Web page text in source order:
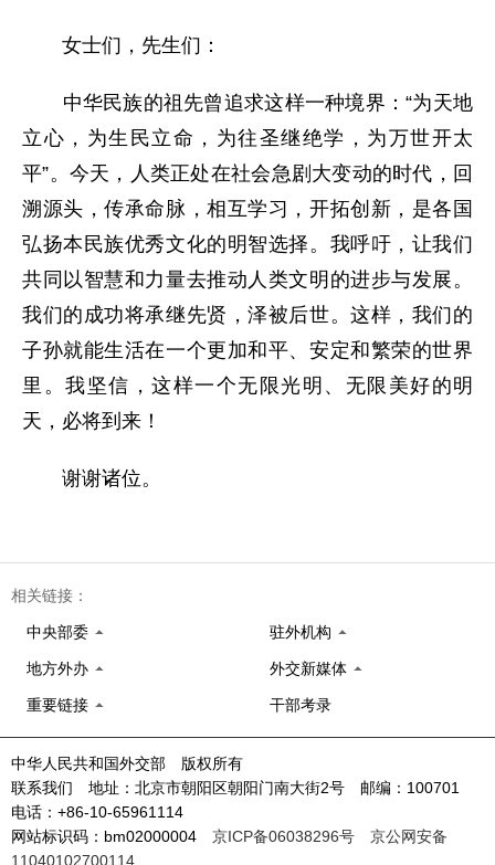
女士们，先生们：
中华民族的祖先曾追求这样一种境界：“为天地
立心，为生民立命，为往圣继绝学，为万世开太
平”。今天，人类正处在社会急剧大变动的时代，回
溯源头，传承命脉，相互学习，开拓创新，是各国
弘扬本民族优秀文化的明智选择。我呼吁，让我们
共同以智慧和力量去推动人类文明的进步与发展。
我们的成功将承继先贤，泽被后世。这样，我们的
子孙就能生活在一个更加和平、安定和繁荣的世界
里。我坚信，这样一个无限光明、无限美好的明
天，必将到来！
谢谢诸位。
相关链接：
中央部委 驻外机构
地方外办 外交新媒体
重要链接 干部考录
中华人民共和国外交部 版权所有
联系我们 地址：北京市朝阳区朝阳门南大街2号 邮编：100701
电话：+86-10-65961114
网站标识码：bm02000004 京ICP备06038296号
京公网安备
11040102700114